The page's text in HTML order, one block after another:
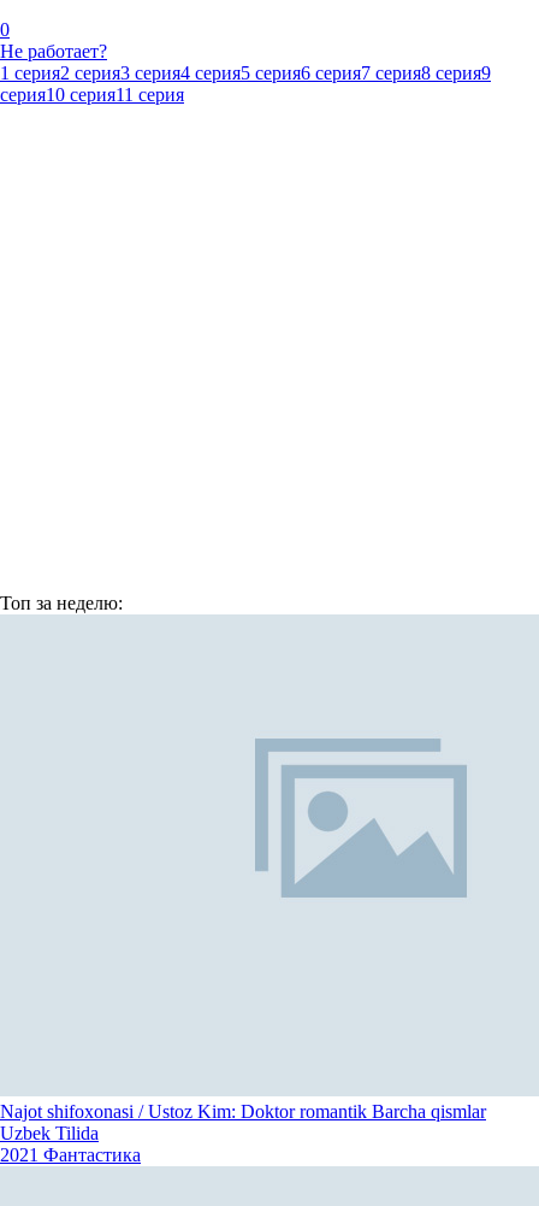
0
Не работает?
1 серия2 серия3 серия4 серия5 серия6 серия7 серия8 серия9
серия10 серия11 серия
Топ за неделю:
Najot shifoxonasi / Ustoz Kim: Doktor romantik Barcha qismlar
Uzbek Tilida
2021 Фантастика